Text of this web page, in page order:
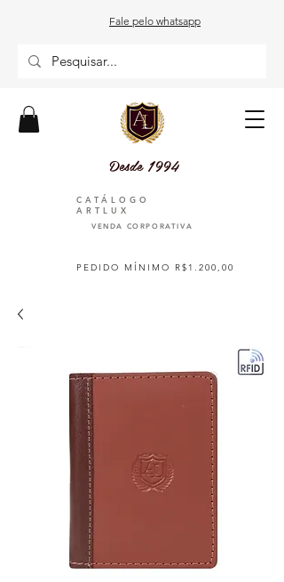
Fale pelo whatsapp
Desde 1994
PEDIDO MÍNIMO R$1.200,00
CATÁLOGO
ARTLUX
VENDA CORPORATIVA